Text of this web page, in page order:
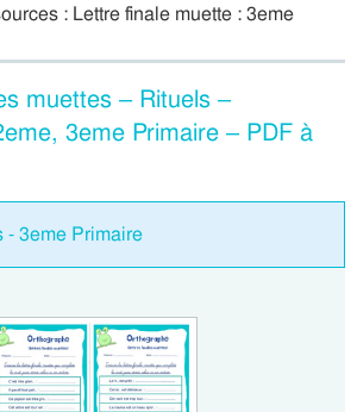
: Lettre finale muette : 3eme
muettes – Rituels –
3eme Primaire – PDF à
- 3eme Primaire